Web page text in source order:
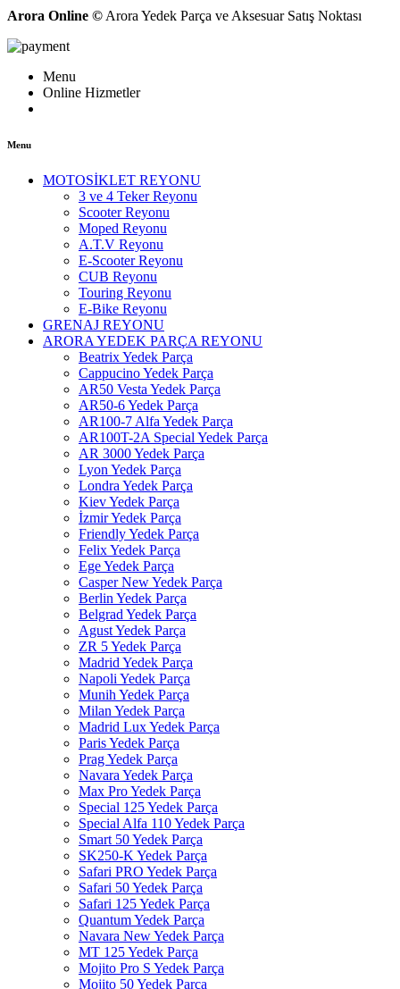
Arora Online © Arora Yedek Parça ve Aksesuar Satış Noktası
Menu
Online Hizmetler
Menu
MOTOSİKLET REYONU
3 ve 4 Teker Reyonu
Scooter Reyonu
Moped Reyonu
A.T.V Reyonu
E-Scooter Reyonu
CUB Reyonu
Touring Reyonu
E-Bike Reyonu
GRENAJ REYONU
ARORA YEDEK PARÇA REYONU
Beatrix Yedek Parça
Cappucino Yedek Parça
AR50 Vesta Yedek Parça
AR50-6 Yedek Parça
AR100-7 Alfa Yedek Parça
AR100T-2A Special Yedek Parça
AR 3000 Yedek Parça
Lyon Yedek Parça
Londra Yedek Parça
Kiev Yedek Parça
İzmir Yedek Parça
Friendly Yedek Parça
Felix Yedek Parça
Ege Yedek Parça
Casper New Yedek Parça
Berlin Yedek Parça
Belgrad Yedek Parça
Agust Yedek Parça
ZR 5 Yedek Parça
Madrid Yedek Parça
Napoli Yedek Parça
Munih Yedek Parça
Milan Yedek Parça
Madrid Lux Yedek Parça
Paris Yedek Parça
Prag Yedek Parça
Navara Yedek Parça
Max Pro Yedek Parça
Special 125 Yedek Parça
Special Alfa 110 Yedek Parça
Smart 50 Yedek Parça
SK250-K Yedek Parça
Safari PRO Yedek Parça
Safari 50 Yedek Parça
Safari 125 Yedek Parça
Quantum Yedek Parça
Navara New Yedek Parça
MT 125 Yedek Parça
Mojito Pro S Yedek Parça
Mojito 50 Yedek Parça